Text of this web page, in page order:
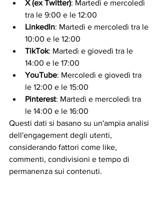
X (ex Twitter): Martedì e mercoledì
tra le 9:00 e le 12:00
LinkedIn: Martedì e mercoledì tra le
10:00 e le 12:00
TikTok: Martedì e giovedì tra le
14:00 e le 17:00
YouTube: Mercoledì e giovedì tra
le 12:00 e le 15:00
Pinterest: Martedì e mercoledì tra
le 14:00 e le 16:00
Questi dati si basano su un'ampia analisi
dell'engagement degli utenti,
considerando fattori come like,
commenti, condivisioni e tempo di
permanenza sui contenuti.